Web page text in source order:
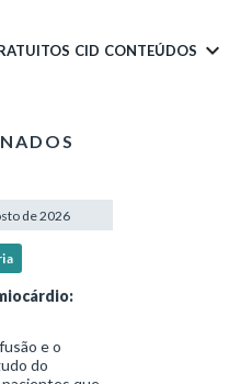
CID CONTEÚDOS
de 2026
e o
do